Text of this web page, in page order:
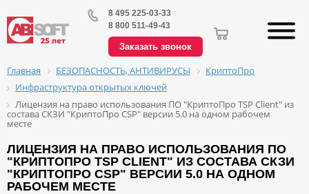
8 495 225-03-33
8 800 511-49-43
Заказать звонок
Главная БЕЗОПАСНОСТЬ, АНТИВИРУСЫ
КриптоПро
Инфраструктура открытых ключей
Лицензия на право использования ПО "КриптоПро TSP Client" из
состава СКЗИ "КриптоПро CSP" версии 5.0 на одном рабочем
месте
ЛИЦЕНЗИЯ НА ПРАВО ИСПОЛЬЗОВАНИЯ ПО
"КРИПТОПРО TSP CLIENT" ИЗ СОСТАВА СКЗИ
"КРИПТОПРО CSP" ВЕРСИИ 5.0 НА ОДНОМ
РАБОЧЕМ МЕСТЕ